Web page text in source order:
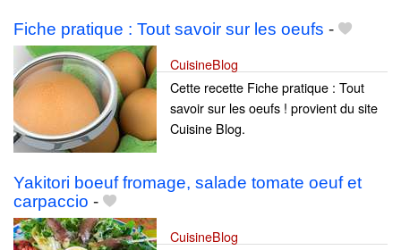
Fiche pratique : Tout savoir sur les oeufs -
CuisineBlog
Cette recette Fiche pratique : Tout
savoir sur les oeufs ! provient du site
Cuisine Blog.
Yakitori boeuf fromage, salade tomate oeuf et
carpaccio -
CuisineBlog